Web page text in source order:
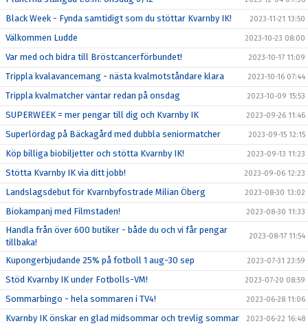
Black Week - Fynda samtidigt som du stöttar Kvarnby IK! 2023-11-21 13:50
Välkommen Ludde 2023-10-23 08:00
Var med och bidra till Bröstcancerförbundet! 2023-10-17 11:09
Trippla kvalavancemang - nästa kvalmotståndare klara 2023-10-16 07:44
Trippla kvalmatcher väntar redan på onsdag 2023-10-09 15:53
SUPERWEEK = mer pengar till dig och Kvarnby IK 2023-09-26 11:46
Superlördag på Bäckagård med dubbla seniormatcher 2023-09-15 12:15
Köp billiga biobiljetter och stötta Kvarnby IK! 2023-09-13 11:23
Stötta Kvarnby IK via ditt jobb! 2023-09-06 12:23
Landslagsdebut för Kvarnbyfostrade Milian Öberg 2023-08-30 13:02
Biokampanj med Filmstaden! 2023-08-30 11:33
Handla från över 600 butiker - både du och vi får pengar
tillbaka!
2023-08-17 11:54
Kupongerbjudande 25% på fotboll 1 aug-30 sep 2023-07-31 23:59
Stöd Kvarnby IK under Fotbolls-VM! 2023-07-20 08:59
Sommarbingo - hela sommaren i TV4! 2023-06-28 11:06
Kvarnby IK önskar en glad midsommar och trevlig sommar 2023-06-22 16:48